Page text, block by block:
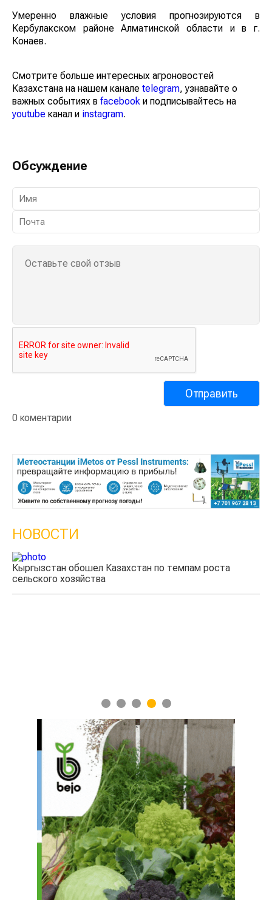
Умеренно влажные условия прогнозируются в
Кербулакском районе Алматинской области и в г.
Конаев.
Смотрите больше интересных агроновостей
Казахстана на нашем канале telegram, узнавайте о
важных событиях в facebook и подписывайтесь на
youtube канал и instagram.
Обсуждение
0 коментарии
НОВОСТИ
Кыргызстан обошел Казахстан по темпам роста
сельского хозяйства
1 2 3 4 5